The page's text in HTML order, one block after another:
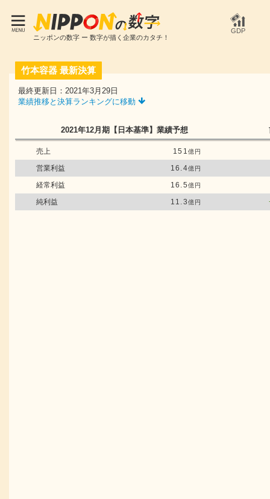
ニッポンの数字 ー 数字が描く企業のカタチ！
GDP
竹本容器 最新決算
最終更新日：2021年3月29日
業績推移と決算ランキングに移動
2021年12月期 【日本基準】業績予想
売上 151億円
営業利益 16.4億円
経常利益 16.5億円
純利益 11.3億円